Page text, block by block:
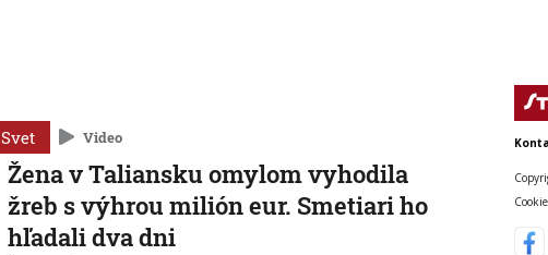
Svet Video
Žena v Taliansku omylom vyhodila
žreb s výhrou milión eur. Smetiari ho
hľadali dva dni